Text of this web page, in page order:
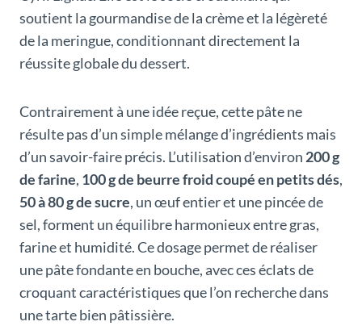
soutient la gourmandise de la crème et la légèreté
de la meringue, conditionnant directement la
réussite globale du dessert.
Contrairement à une idée reçue, cette pâte ne
résulte pas d’un simple mélange d’ingrédients mais
d’un savoir-faire précis. L’utilisation d’environ 200 g
de farine, 100 g de beurre froid coupé en petits dés,
50 à 80 g de sucre, un œuf entier et une pincée de
sel, forment un équilibre harmonieux entre gras,
farine et humidité. Ce dosage permet de réaliser
une pâte fondante en bouche, avec ces éclats de
croquant caractéristiques que l’on recherche dans
une tarte bien pâtissière.